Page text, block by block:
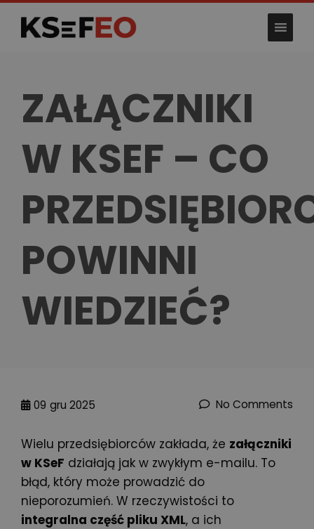
Skip
ZAŁĄCZNIKI
W KSEF – CO
POWINNI
WIEDZIEĆ?
09 gru 2025 No Comments
Wielu przedsiębiorców zakłada, że załączniki
w KSeF działają jak w zwykłym e-mailu. To
błąd, który może prowadzić do
nieporozumień. W rzeczywistości to
integralna część pliku XML, a ich